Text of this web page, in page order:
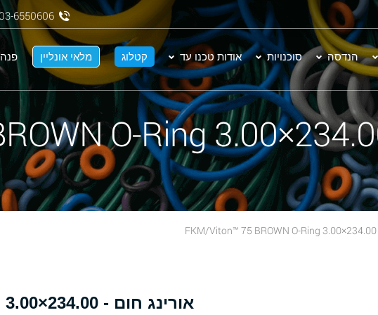
הנדסה סוכנויות אודות טכנו עד קטלוג מלאי אונליין פנה
03-6550606